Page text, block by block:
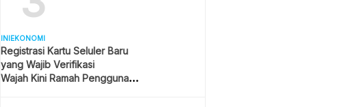
INIEKONOMI
Registrasi Kartu Seluler Baru
yang Wajib Verifikasi
Wajah Kini Ramah Pengguna